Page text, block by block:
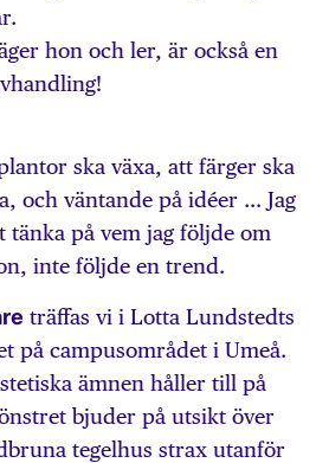
hon och ler, är också en
ska växa, att färger ska
och väntande på idéer … Jag
tänka på vem jag följde om
inte följde en trend.
träffas vi i Lotta Lundstedts
på campusområdet i Umeå.
ämnen håller till på
bjuder på utsikt över
tegelhus strax utanför